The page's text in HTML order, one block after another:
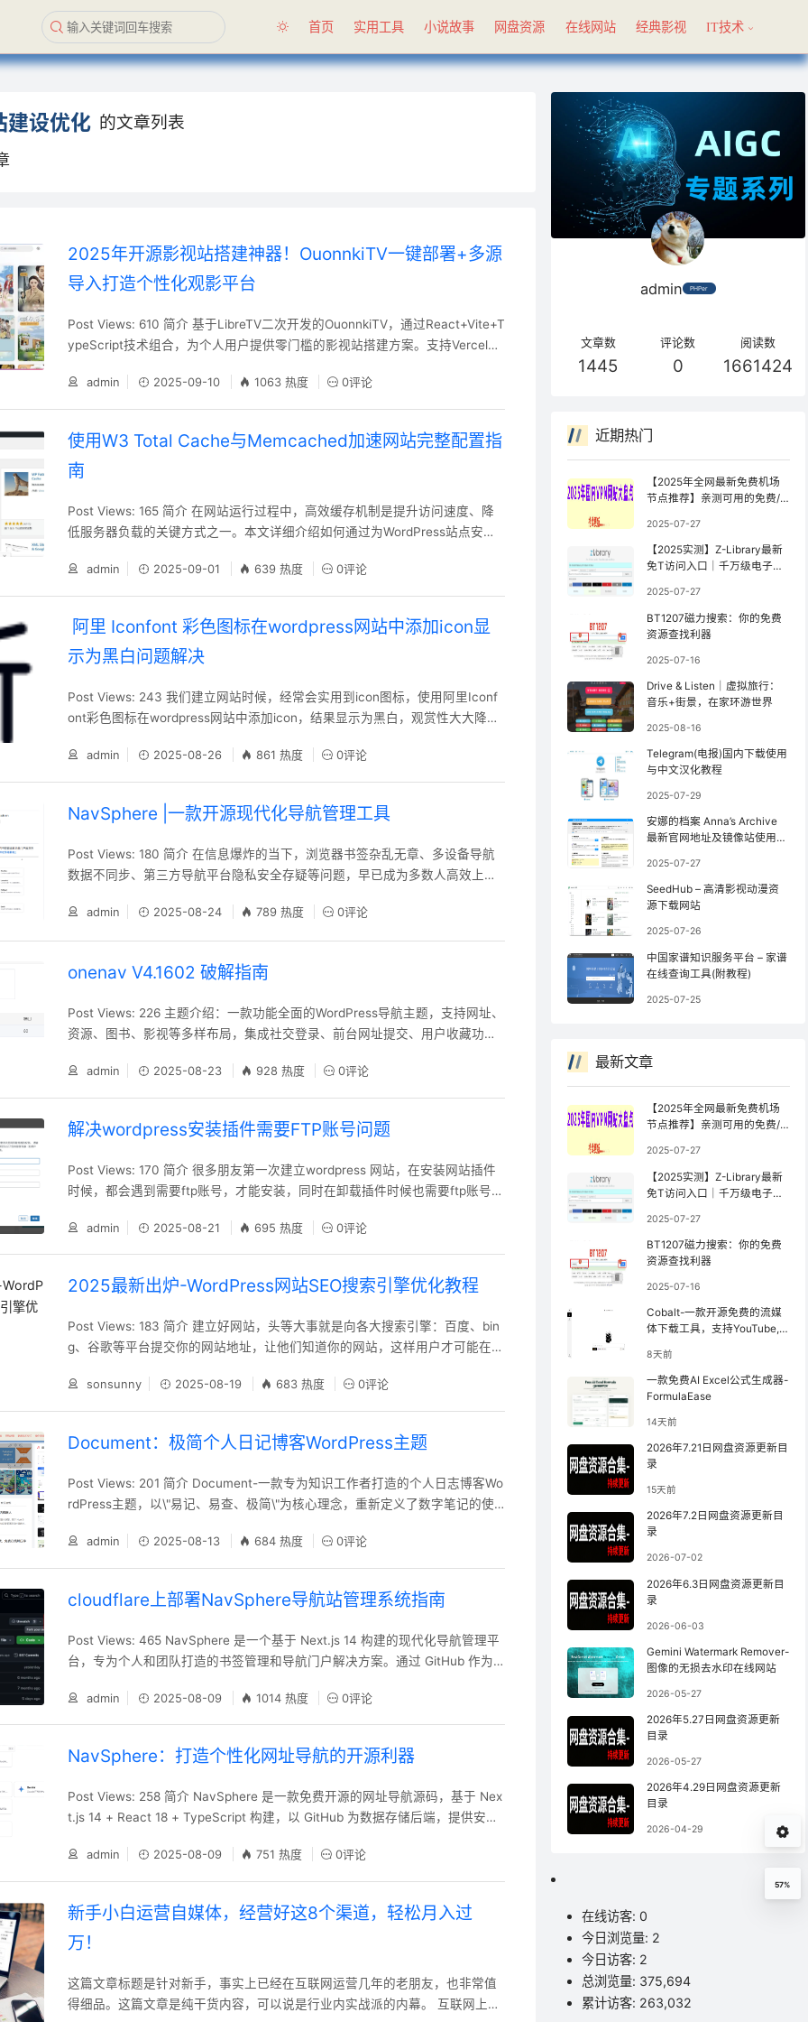
首页 实用工具 小说故事 网盘资源 在线网站 经典影视 IT技术
建设优化 的文章列表
2025年开源影视站搭建神器！OuonnkiTV一键部署+多源
导入打造个性化观影平台
Post Views: 610 简介 基于LibreTV二次开发的OuonnkiTV，通过React+Vite+T
ypeScript技术组合，为个人用户提供零门槛的影视站搭建方案。支持Vercel云
能，重新定义DIY影视平台的构建标准。 功能特性 ‌极速部署体系‌ Vercel一键部
署：3分钟完成云端影视站搭建 本地化部署：Doc
admin 2025-09-10 1063 热度 0评论
使用W3 Total Cache与Memcached加速网站完整配置指
南
Post Views: 165 简介 在网站运行过程中，高效缓存机制是提升访问速度、降
低服务器负载的关键方式之一。本文详细介绍如何通过为WordPress站点安装
面、数据库及对象缓存的多级加速。按照以下步骤操作，您将能够显著提升网
站的响应性能与用户体验。 使用步骤 第一步：安装并启用W3 Total Cache
admin 2025-09-01 639 热度 0评论
阿里 Iconfont 彩色图标在wordpress网站中添加icon显
示为黑白问题解决
Post Views: 243 我们建立网站时候，经常会实用到icon图标，使用阿里Iconf
ont彩色图标在wordpress网站中添加icon，结果显示为黑白，观赏性大大降
及解决步骤 Fontclass模式不支持彩色图标，我们需使用Symbol模式的SVG文
件。 解决步骤 1、下载Symbol模式文件‌在阿里Iconfon
admin 2025-08-26 861 热度 0评论
NavSphere |一款开源现代化导航管理工具
Post Views: 180 简介 在信息爆炸的当下，浏览器书签杂乱无章、多设备导航
数据不同步、第三方导航平台隐私安全存疑等问题，早已成为多数人高效上网
化导航管理平台，恰好以 “GitHub 为核” 的创新思路，为这些痛点提供了一站
admin 2025-08-24 789 热度 0评论
onenav V4.1602 破解指南
Post Views: 226 主题介绍：一款功能全面的WordPress导航主题，支持网址、
资源、图书、影视等多样布局，集成社交登录、前台网址提交、用户收藏功
步：搭建授权接口 1、新建网站，网站绑定域名 auth.iotheme.cn 设置WordPr
ess伪静态和ssl证书（用任意域名的证书就行，必须要
admin 2025-08-23 928 热度 0评论
解决wordpress安装插件需要FTP账号问题
Post Views: 170 简介 很多朋友第一次建立wordpress 网站，在安装网站插件
时候，都会遇到需要ftp账号，才能安装，同时在卸载插件时候也需要ftp账号
件,在文件末尾添加 \"define(\'FS_METHOD\', \'direct\');\" 再次安装或者卸载插
件就不会再提示有ftp登录的提示了。
admin 2025-08-21 695 热度 0评论
2025最新出炉-WordPress网站SEO搜索引擎优化教程
Post Views: 183 简介 建立好网站，头等大事就是向各大搜索引擎：百度、bin
g、谷歌等平台提交你的网站地址，让他们知道你的网站，这样用户才可能在搜
擎平台 1.百度站长平台：https://ziyuan.baidu.com/ 2.必应站长平台：https://
www.bing.com/webmasters/home
sonsunny 2025-08-19 683 热度 0评论
Document：极简个人日记博客WordPress主题
Post Views: 201 简介 Document-一款专为知识工作者打造的个人日志博客Wo
rdPress主题，以\"易记、易查、极简\"为核心理念，重新定义了数字笔记的使
生成 双模阅读体验：内置日间/夜间模式切换，适配不同阅读场景 个性化定
制：提供6种预设主题色，支持自定义配色方案 模块化布局：包含专题页、归
admin 2025-08-13 684 热度 0评论
cloudflare上部署NavSphere导航站管理系统指南
Post Views: 465 NavSphere 是一个基于 Next.js 14 构建的现代化导航管理平
台，专为个人和团队打造的书签管理和导航门户解决方案。通过 GitHub 作为
自己的github仓库 导航站管理系统的代码托管在 GitHub 上，地址是
admin 2025-08-09 1014 热度 0评论
NavSphere：打造个性化网址导航的开源利器
Post Views: 258 简介 NavSphere 是一款免费开源的网址导航源码，基于 Nex
t.js 14 + React 18 + TypeScript 构建，以 GitHub 为数据存储后端，提供安全
核心功能 现代技术栈：采用 Next.js 14、React 18、TypeScript 和 Ta
admin 2025-08-09 751 热度 0评论
新手小白运营自媒体，经营好这8个渠道，轻松月入过
万！
这篇文章标题是针对新手，事实上已经在互联网运营几年的老朋友，也非常值
得细品。这篇文章是纯干货内容，可以说是行业内实战派的内幕。 互联网上，
admin PHPer
文章数
1445
评论数
0
阅读数
1661424
近期热门
【2025年全网最新免费机场
节点推荐】亲测可用的免费/
2025-07-27
【2025实测】Z-Library最新
免T访问入口｜千万级电子书
更新最快】
2025-07-27
BT1207磁力搜索：你的免费
资源查找利器
2025-07-16
Drive & Listen｜虚拟旅行：
音乐+街景，在家环游世界
2025-08-16
Telegram(电报)国内下载使用
与中文汉化教程
2025-07-29
安娜的档案 Anna’s Archive
最新官网地址及镜像站使用方
2025-07-27
SeedHub – 高清影视动漫资
源下载网站
2025-07-26
中国家谱知识服务平台 – 家谱
在线查询工具(附教程)
2025-07-25
最新文章
【2025年全网最新免费机场
节点推荐】亲测可用的免费/
2025-07-27
【2025实测】Z-Library最新
免T访问入口｜千万级电子书
更新最快】
2025-07-27
BT1207磁力搜索：你的免费
资源查找利器
2025-07-16
Cobalt-一款开源免费的流媒
体下载工具，支持YouTube,
8天前
一款免费AI Excel公式生成器-
FormulaEase
14天前
2026年7.21日网盘资源更新目
录
15天前
2026年7.2日网盘资源更新目
录
2026-07-02
2026年6.3日网盘资源更新目
录
2026-06-03
Gemini Watermark Remover-
图像的无损去水印在线网站
2026-05-27
2026年5.27日网盘资源更新
目录
2026-05-27
2026年4.29日网盘资源更新
目录
2026-04-29
在线访客: 0
今日浏览量: 2
今日访客: 2
总浏览量: 375,694
累计访客: 263,032
57%